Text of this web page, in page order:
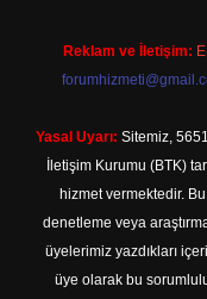
Reklam ve İletişim:
Yasal Uyarı: Sitemiz,
İletişim Kurumu (BTK)
hizmet vermektedir.
denetleme veya
üyelerimiz yazdıkları
üye olarak bu